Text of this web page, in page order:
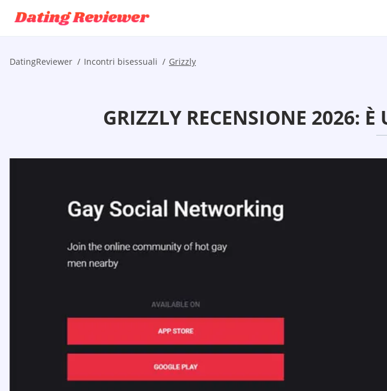
DatingReviewer Incontri bisessuali Grizzly
GRIZZLY RECENSIONE 2026: